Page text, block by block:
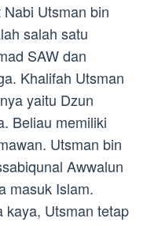
Utsman bin
salah satu
SAW dan
Khalifah Utsman
yaitu Dzun
Beliau memiliki
Utsman bin
Awwalun
masuk Islam.
kaya, Utsman tetap